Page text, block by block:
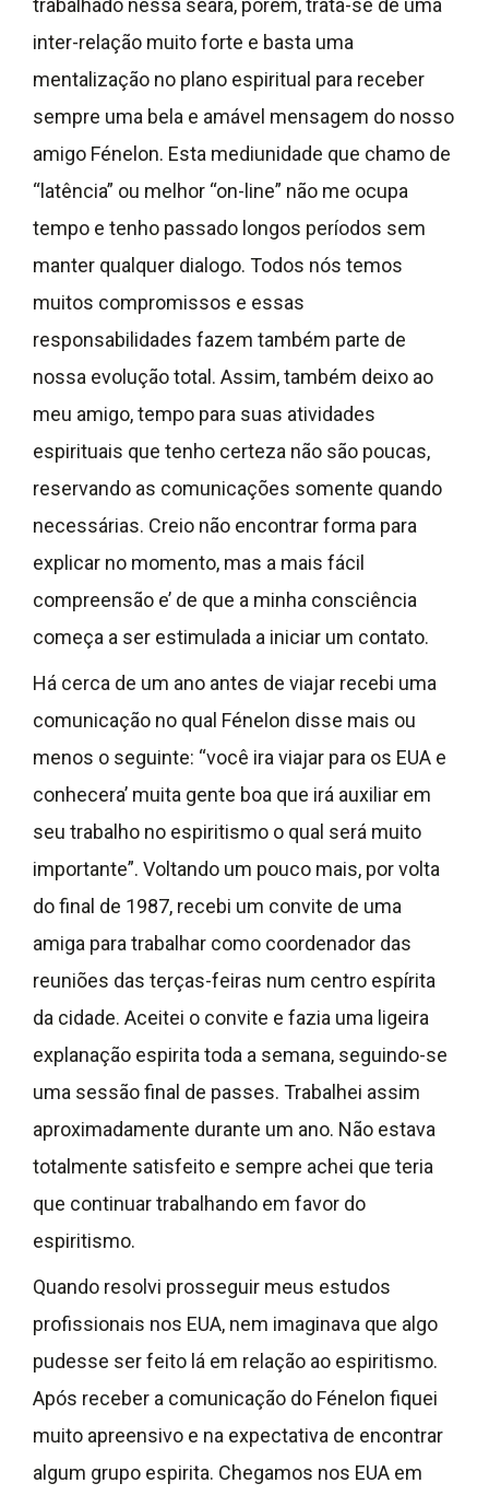
trabalhado nessa seara, porém, trata-se de uma
inter-relação muito forte e basta uma
mentalização no plano espiritual para receber
sempre uma bela e amável mensagem do nosso
amigo Fénelon. Esta mediunidade que chamo de
“latência” ou melhor “on-line” não me ocupa
tempo e tenho passado longos períodos sem
manter qualquer dialogo. Todos nós temos
muitos compromissos e essas
responsabilidades fazem também parte de
nossa evolução total. Assim, também deixo ao
meu amigo, tempo para suas atividades
espirituais que tenho certeza não são poucas,
reservando as comunicações somente quando
necessárias. Creio não encontrar forma para
explicar no momento, mas a mais fácil
compreensão e’ de que a minha consciência
começa a ser estimulada a iniciar um contato.
Há cerca de um ano antes de viajar recebi uma
comunicação no qual Fénelon disse mais ou
menos o seguinte: “você ira viajar para os EUA e
conhecera’ muita gente boa que irá auxiliar em
seu trabalho no espiritismo o qual será muito
importante”. Voltando um pouco mais, por volta
do final de 1987, recebi um convite de uma
amiga para trabalhar como coordenador das
reuniões das terças-feiras num centro espírita
da cidade. Aceitei o convite e fazia uma ligeira
explanação espirita toda a semana, seguindo-se
uma sessão final de passes. Trabalhei assim
aproximadamente durante um ano. Não estava
totalmente satisfeito e sempre achei que teria
que continuar trabalhando em favor do
espiritismo.
Quando resolvi prosseguir meus estudos
profissionais nos EUA, nem imaginava que algo
pudesse ser feito lá em relação ao espiritismo.
Após receber a comunicação do Fénelon fiquei
muito apreensivo e na expectativa de encontrar
algum grupo espirita. Chegamos nos EUA em